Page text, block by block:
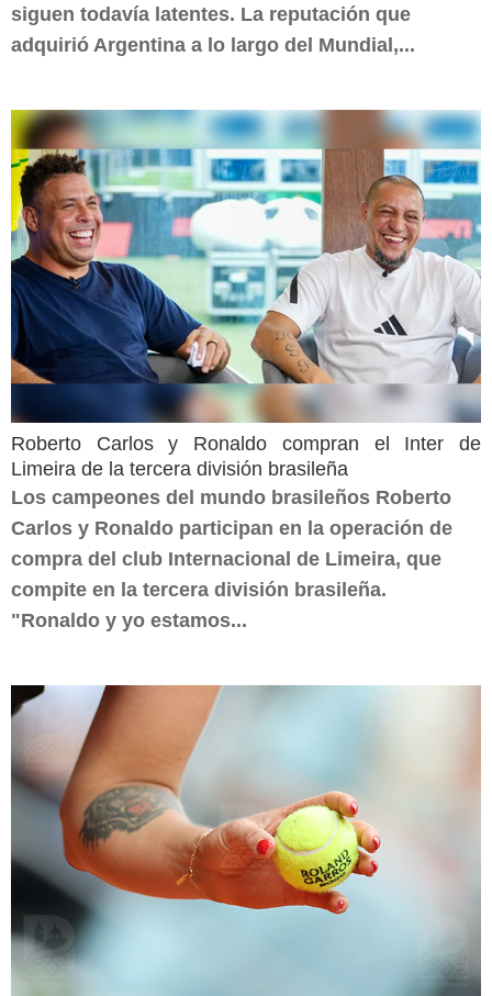
siguen todavía latentes. La reputación que
adquirió Argentina a lo largo del Mundial,...
Roberto Carlos y Ronaldo compran el Inter de
Limeira de la tercera división brasileña
Los campeones del mundo brasileños Roberto
Carlos y Ronaldo participan en la operación de
compra del club Internacional de Limeira, que
compite en la tercera división brasileña.
"Ronaldo y yo estamos...